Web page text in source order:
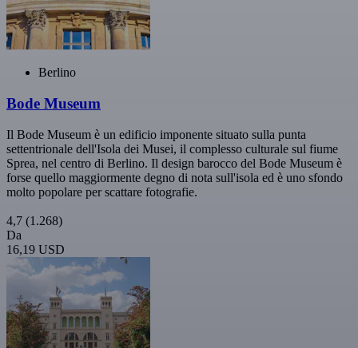
Berlino
Bode Museum
Il Bode Museum è un edificio imponente situato sulla punta
settentrionale dell'Isola dei Musei, il complesso culturale sul fiume
Sprea, nel centro di Berlino. Il design barocco del Bode Museum è
forse quello maggiormente degno di nota sull'isola ed è uno sfondo
molto popolare per scattare fotografie.
4,7 (1.268)
Da
16,19 USD